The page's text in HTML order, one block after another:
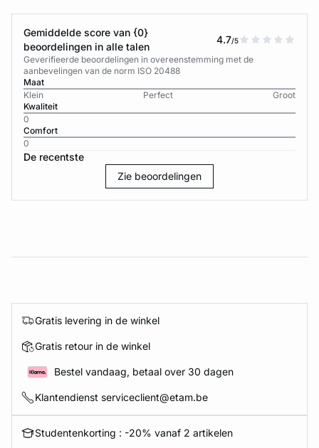
Gemiddelde score van {0}
beoordelingen in alle talen
4.7/5
Geverifieerde beoordelingen in overeenstemming met de
aanbevelingen van de norm ISO 20488
Maat
Klein
Perfect
Groot
Kwaliteit
0
Comfort
0
De recentste
Zie beoordelingen
Gratis levering in de winkel
Gratis retour in de winkel
Bestel vandaag, betaal over 30 dagen
Klantendienst serviceclient@etam.be
Studentenkorting : -20% vanaf 2 artikelen